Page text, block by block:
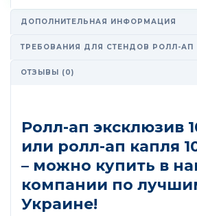
ДОПОЛНИТЕЛЬНАЯ ИНФОРМАЦИЯ
ТРЕБОВАНИЯ ДЛЯ СТЕНДОВ РОЛЛ-АП
ОТЗЫВЫ (0)
Ролл-ап эксклюзив
или ролл-ап капля
– можно купить в
компании по
Украине!